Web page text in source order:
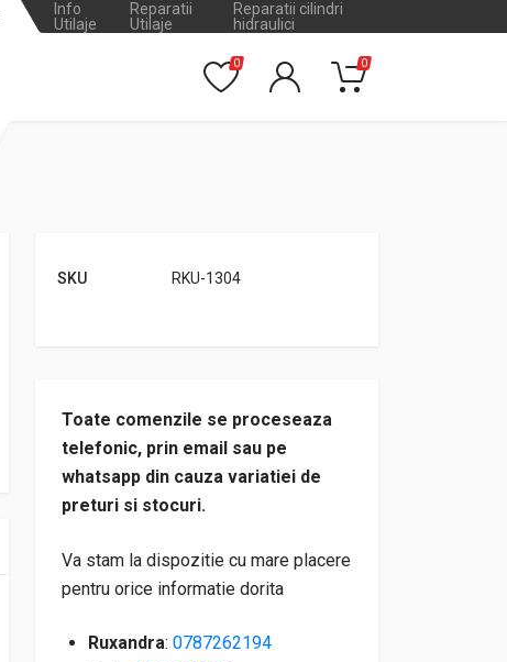
Info
Utilaje
Reparatii
Utilaje
Reparatii cilindri
hidraulici
0 0
SKU RKU-1304
Toate comenzile se proceseaza
telefonic, prin email sau pe
whatsapp din cauza variatiei de
preturi si stocuri.
Va stam la dispozitie cu mare placere
pentru orice informatie dorita
Ruxandra: 0787262194